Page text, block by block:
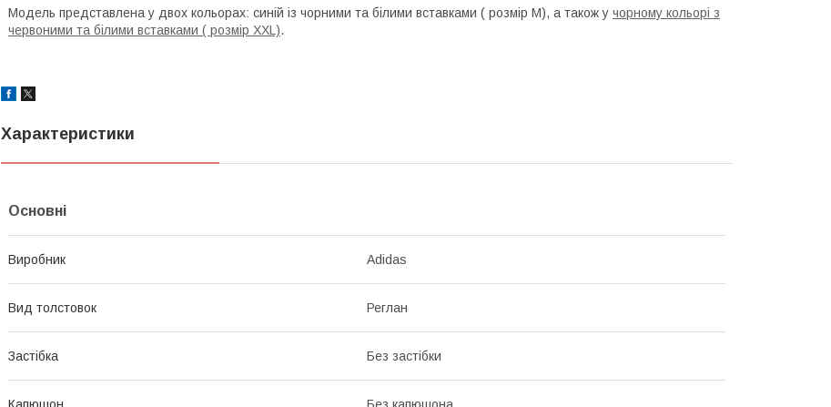
Модель представлена у двох кольорах: синій із чорними та білими вставками ( розмір M), а також у чорному кольорі з
червоними та білими вставками ( розмір XXL).
Характеристики
Основні
Виробник Adidas
Вид толстовок Реглан
Застібка Без застібки
Капюшон Без капюшона